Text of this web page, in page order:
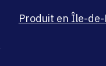
Produit en Île-